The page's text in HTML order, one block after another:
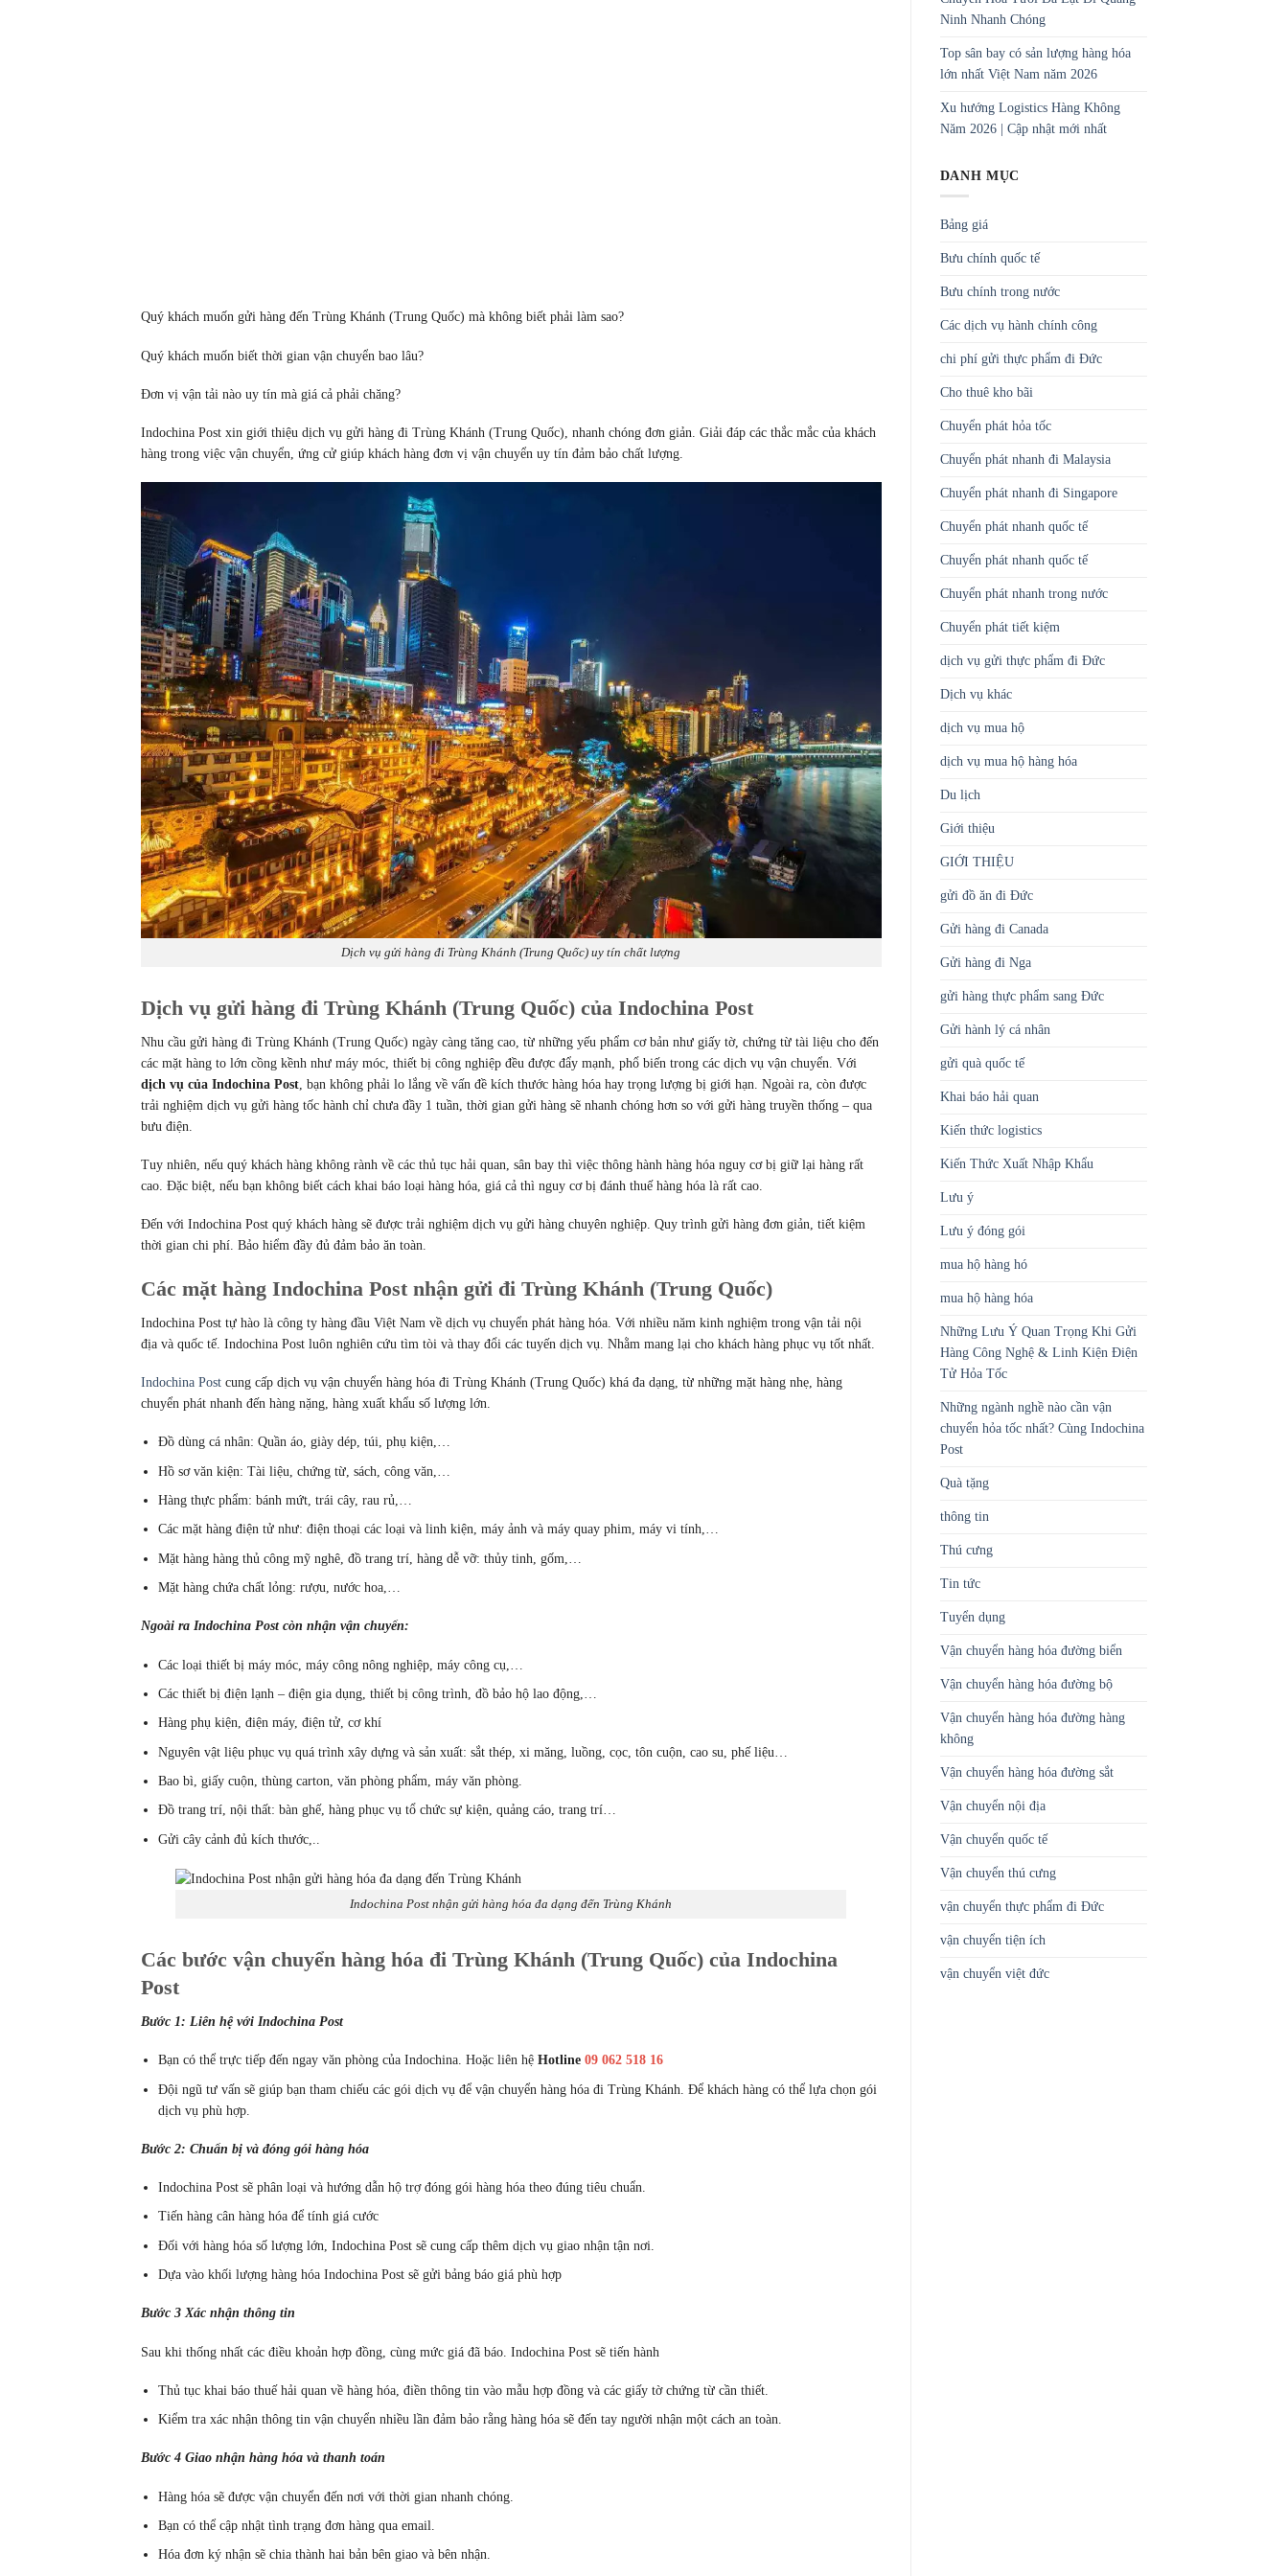
Quý khách muốn gửi hàng đến Trùng Khánh (Trung Quốc) mà không biết phải làm sao?
Quý khách muốn biết thời gian vận chuyển bao lâu?
Đơn vị vận tải nào uy tín mà giá cả phải chăng?
Indochina Post xin giới thiệu dịch vụ gửi hàng đi Trùng Khánh (Trung Quốc), nhanh chóng đơn giản. Giải đáp các thắc mắc của khách
hàng trong việc vận chuyển, ứng cử giúp khách hàng đơn vị vận chuyển uy tín đảm bảo chất lượng.
Dịch vụ gửi hàng đi Trùng Khánh (Trung Quốc) uy tín chất lượng
Dịch vụ gửi hàng đi Trùng Khánh (Trung Quốc) của Indochina Post
Nhu cầu gửi hàng đi Trùng Khánh (Trung Quốc) ngày càng tăng cao, từ những yếu phẩm cơ bản như giấy tờ, chứng từ tài liệu cho đến
các mặt hàng to lớn cồng kềnh như máy móc, thiết bị công nghiệp đều được đẩy mạnh, phổ biến trong các dịch vụ vận chuyển. Với
dịch vụ của Indochina Post, bạn không phải lo lắng về vấn đề kích thước hàng hóa hay trọng lượng bị giới hạn. Ngoài ra, còn được
trải nghiệm dịch vụ gửi hàng tốc hành chỉ chưa đầy 1 tuần, thời gian gửi hàng sẽ nhanh chóng hơn so với gửi hàng truyền thống – qua
bưu điện.
Tuy nhiên, nếu quý khách hàng không rành về các thủ tục hải quan, sân bay thì việc thông hành hàng hóa nguy cơ bị giữ lại hàng rất
cao. Đặc biệt, nếu bạn không biết cách khai báo loại hàng hóa, giá cả thì nguy cơ bị đánh thuế hàng hóa là rất cao.
Đến với Indochina Post quý khách hàng sẽ được trải nghiệm dịch vụ gửi hàng chuyên nghiệp. Quy trình gửi hàng đơn giản, tiết kiệm
thời gian chi phí. Bảo hiểm đầy đủ đảm bảo ăn toàn.
Các mặt hàng Indochina Post nhận gửi đi Trùng Khánh (Trung Quốc)
Indochina Post tự hào là công ty hàng đầu Việt Nam về dịch vụ chuyển phát hàng hóa. Với nhiều năm kinh nghiệm trong vận tải nội
địa và quốc tế. Indochina Post luôn nghiên cứu tìm tòi và thay đổi các tuyến dịch vụ. Nhằm mang lại cho khách hàng phục vụ tốt nhất.
Indochina Post cung cấp dịch vụ vận chuyển hàng hóa đi Trùng Khánh (Trung Quốc) khá đa dạng, từ những mặt hàng nhẹ, hàng
chuyển phát nhanh đến hàng nặng, hàng xuất khẩu số lượng lớn.
Đồ dùng cá nhân: Quần áo, giày dép, túi, phụ kiện,…
Hồ sơ văn kiện: Tài liệu, chứng từ, sách, công văn,…
Hàng thực phẩm: bánh mứt, trái cây, rau rủ,…
Các mặt hàng điện tử như: điện thoại các loại và linh kiện, máy ảnh và máy quay phim, máy vi tính,…
Mặt hàng hàng thủ công mỹ nghê, đồ trang trí, hàng dễ vỡ: thủy tinh, gốm,…
Mặt hàng chứa chất lỏng: rượu, nước hoa,…
Ngoài ra Indochina Post còn nhận vận chuyển:
Các loại thiết bị máy móc, máy công nông nghiệp, máy công cụ,…
Các thiết bị điện lạnh – điện gia dụng, thiết bị công trình, đồ bảo hộ lao động,…
Hàng phụ kiện, điện máy, điện tử, cơ khí
Nguyên vật liệu phục vụ quá trình xây dựng và sản xuất: sắt thép, xi măng, luồng, cọc, tôn cuộn, cao su, phế liệu…
Bao bì, giấy cuộn, thùng carton, văn phòng phẩm, máy văn phòng.
Đồ trang trí, nội thất: bàn ghế, hàng phục vụ tổ chức sự kiện, quảng cáo, trang trí…
Gửi cây cảnh đủ kích thước,..
Indochina Post nhận gửi hàng hóa đa dạng đến Trùng Khánh
Các bước vận chuyển hàng hóa đi Trùng Khánh (Trung Quốc) của Indochina
Post
Bước 1: Liên hệ với Indochina Post
Bạn có thể trực tiếp đến ngay văn phòng của Indochina. Hoặc liên hệHotline 09 062 518 16
Đội ngũ tư vấn sẽ giúp bạn tham chiếu các gói dịch vụ để vận chuyển hàng hóa đi Trùng Khánh. Để khách hàng có thể lựa chọn gói
dịch vụ phù hợp.
Bước 2: Chuẩn bị và đóng gói hàng hóa
Indochina Post sẽ phân loại và hướng dẫn hộ trợ đóng gói hàng hóa theo đúng tiêu chuẩn.
Tiến hàng cân hàng hóa để tính giá cước
Đối với hàng hóa số lượng lớn, Indochina Post sẽ cung cấp thêm dịch vụ giao nhận tận nơi.
Dựa vào khối lượng hàng hóa Indochina Post sẽ gửi bảng báo giá phù hợp
Bước 3 Xác nhận thông tin
Sau khi thống nhất các điều khoản hợp đồng, cùng mức giá đã báo. Indochina Post sẽ tiến hành
Thủ tục khai báo thuế hải quan về hàng hóa, điền thông tin vào mẫu hợp đồng và các giấy tờ chứng từ cần thiết.
Kiểm tra xác nhận thông tin vận chuyển nhiều lần đảm bảo rằng hàng hóa sẽ đến tay người nhận một cách an toàn.
Bước 4 Giao nhận hàng hóa và thanh toán
Hàng hóa sẽ được vận chuyển đến nơi với thời gian nhanh chóng.
Bạn có thể cập nhật tình trạng đơn hàng qua email.
Hóa đơn ký nhận sẽ chia thành hai bản bên giao và bên nhận.
Ninh Nhanh Chóng
Top sân bay có sản lượng hàng hóa
lớn nhất Việt Nam năm 2026
Xu hướng Logistics Hàng Không
Năm 2026 | Cập nhật mới nhất
DANH MỤC
Bảng giá
Bưu chính quốc tế
Bưu chính trong nước
Các dịch vụ hành chính công
chi phí gửi thực phẩm đi Đức
Cho thuê kho bãi
Chuyển phát hỏa tốc
Chuyển phát nhanh đi Malaysia
Chuyển phát nhanh đi Singapore
Chuyển phát nhanh quốc tế
Chuyển phát nhanh quốc tế
Chuyển phát nhanh trong nước
Chuyển phát tiết kiệm
dịch vụ gửi thực phẩm đi Đức
Dịch vụ khác
dịch vụ mua hộ
dịch vụ mua hộ hàng hóa
Du lịch
Giới thiệu
GIỚI THIỆU
gửi đồ ăn đi Đức
Gửi hàng đi Canada
Gửi hàng đi Nga
gửi hàng thực phẩm sang Đức
Gửi hành lý cá nhân
gửi quà quốc tế
Khai báo hải quan
Kiến thức logistics
Kiến Thức Xuất Nhập Khẩu
Lưu ý
Lưu ý đóng gói
mua hộ hàng hó
mua hộ hàng hóa
Những Lưu Ý Quan Trọng Khi Gửi
Hàng Công Nghệ & Linh Kiện Điện
Tử Hỏa Tốc
Những ngành nghề nào cần vận
chuyển hỏa tốc nhất? Cùng Indochina
Post
Quà tặng
thông tin
Thú cưng
Tin tức
Tuyển dụng
Vận chuyển hàng hóa đường biển
Vận chuyển hàng hóa đường bộ
Vận chuyển hàng hóa đường hàng
không
Vận chuyển hàng hóa đường sắt
Vận chuyển nội địa
Vận chuyển quốc tế
Vận chuyển thú cưng
vận chuyển thực phẩm đi Đức
vận chuyển tiện ích
vận chuyển việt đức